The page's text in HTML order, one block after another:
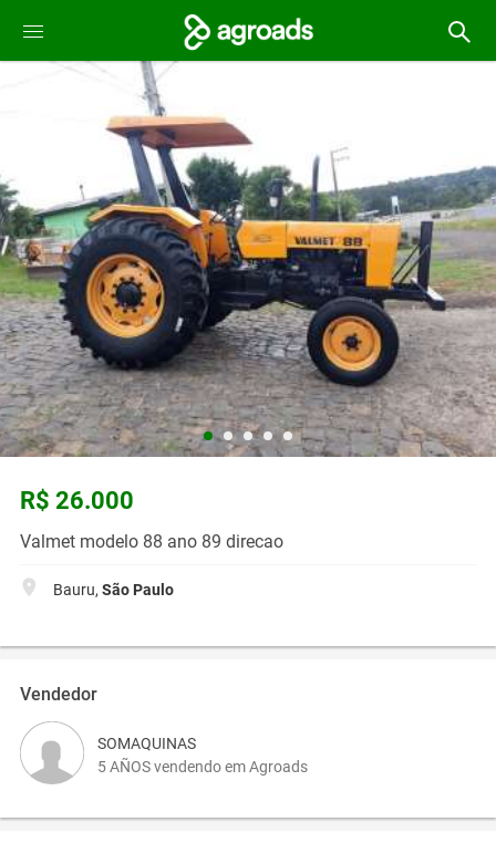
R$ 26.000
Valmet modelo 88 ano 89 direcao
Bauru, São Paulo
Vendedor
SOMAQUINAS
5 AÑOS vendendo em Agroads